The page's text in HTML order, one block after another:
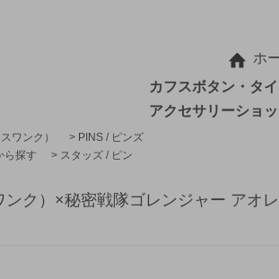
ホ
カフスボタン・タ
アクセサリーショ
ワンク） > PINS / ピンズ
ら探す > スタッズ / ピン
ンク）×秘密戦隊ゴレンジャー アオ